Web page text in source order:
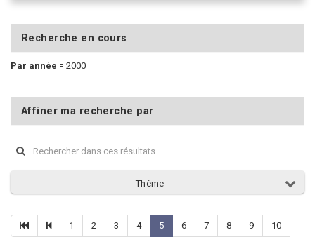
Recherche en cours
Par année = 2000
Affiner ma recherche par
Thème
1 2 3 4 5 6 7 8 9 10